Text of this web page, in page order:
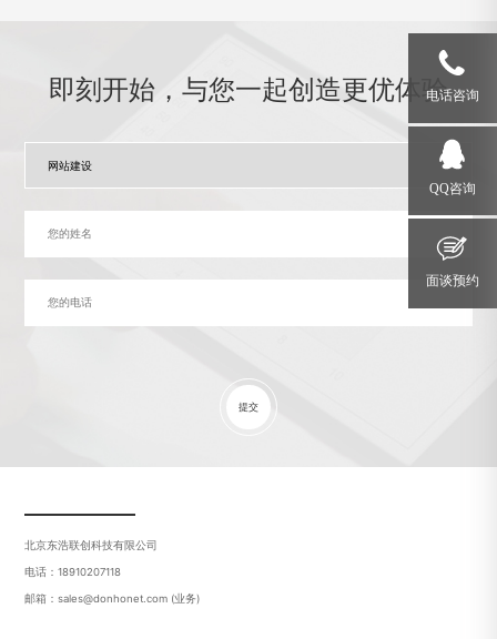
即刻开始，与您一起创造更优体验
提交
北京东浩联创科技有限公司
电话：18910207118
邮箱：sales@donhonet.com (业务)
电话咨询
QQ咨询
面谈预约